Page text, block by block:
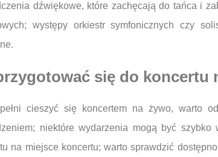
dźwiękowe, które zachęcają do tańca i
występy orkiestr symfonicznych czy
się do koncertu
cieszyć się koncertem na żywo, warto
niektóre wydarzenia mogą być
na miejsce koncertu; warto sprawdzić